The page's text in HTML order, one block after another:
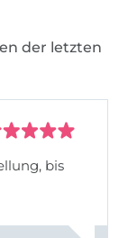
der letzten
bis